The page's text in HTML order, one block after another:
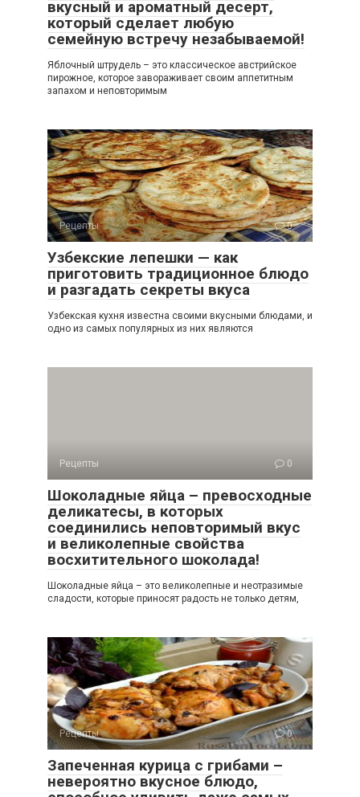
вкусный и ароматный десерт,
который сделает любую
семейную встречу незабываемой!
Яблочный штрудель – это классическое австрийское
пирожное, которое завораживает своим аппетитным
запахом и неповторимым
Рецепты 0
Узбекские лепешки — как
приготовить традиционное блюдо
и разгадать секреты вкуса
Узбекская кухня известна своими вкусными блюдами, и
одно из самых популярных из них являются
Рецепты 0
Шоколадные яйца – превосходные
деликатесы, в которых
соединились неповторимый вкус
и великолепные свойства
восхитительного шоколада!
Шоколадные яйца – это великолепные и неотразимые
сладости, которые приносят радость не только детям,
Рецепты 0
Запеченная курица с грибами –
невероятно вкусное блюдо,